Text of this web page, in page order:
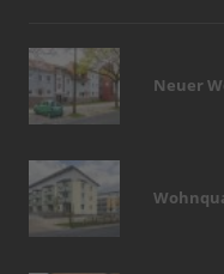
Neuer